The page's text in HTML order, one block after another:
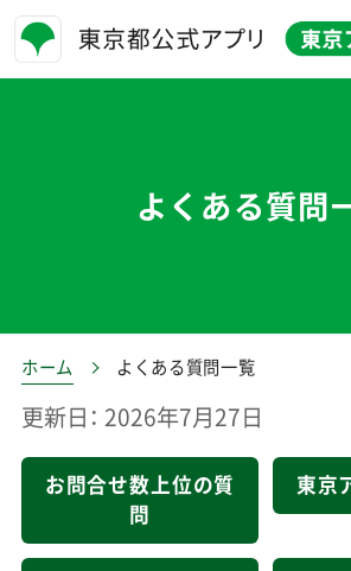
東京アプリ
特徴
お問合せ
生活応援事
よくある質問
ホーム よくある質問一覧
更新日： 2026年7月27日
お問合せ数上位の質
問
東京